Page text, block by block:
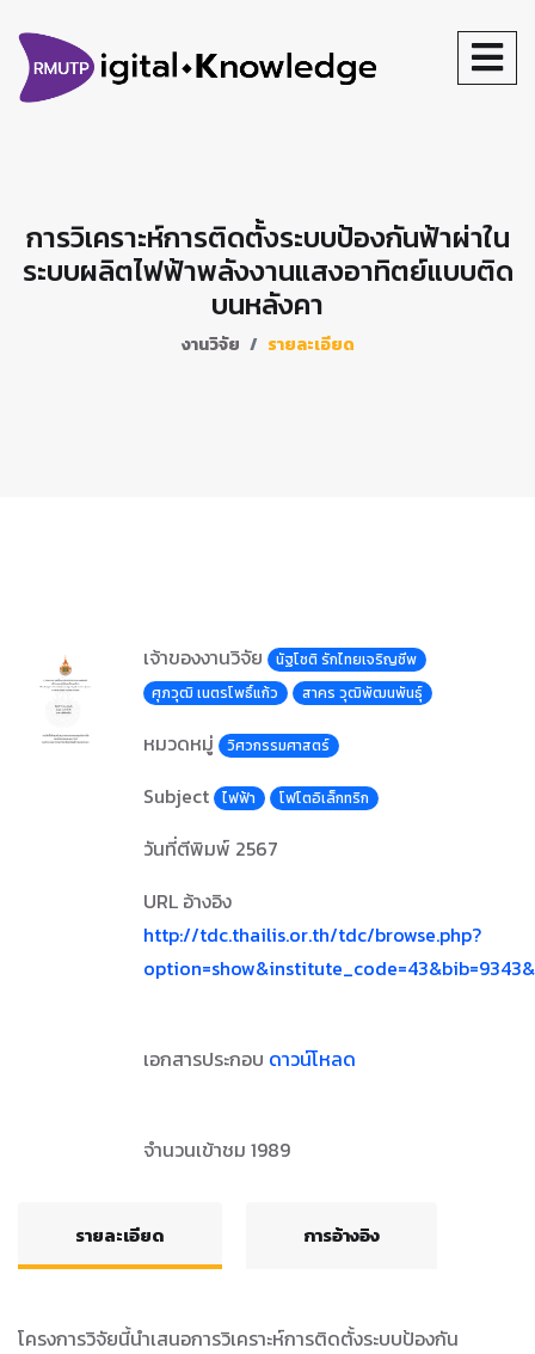
การวิเคราะห์การติดตั้งระบบป้องกันฟ้าผ่าใน
ระบบผลิตไฟฟ้าพลังงานแสงอาทิตย์แบบติด
บนหลังคา
งานวิจัย รายละเอียด
เจ้าของงานวิจัย
นัฐโชติ รักไทยเจริญชีพ
ศุภวุฒิ เนตรโพธิ์แก้ว
สาคร วุฒิพัฒนพันธุ์
หมวดหมู่ วิศวกรรมศาสตร์
Subject ไฟฟ้า โฟโตอิเล็กทริก
วันที่ตีพิมพ์ 2567
URL อ้างอิง
http://tdc.thailis.or.th/tdc/browse.php?
เอกสารประกอบ ดาวน์โหลด
จำนวนเข้าชม 1989
รายละเอียด การอ้างอิง
โครงการวิจัยนี้นำเสนอการวิเคราะห์การติดตั้งระบบป้องกัน